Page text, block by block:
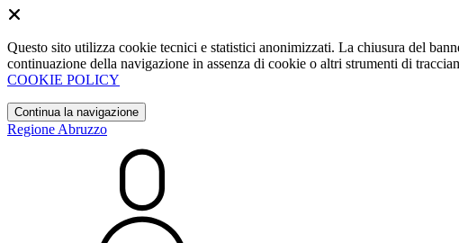
Questo sito utilizza cookie tecnici e statistici anonimizzati. La chiusura del
continuazione della navigazione in assenza di cookie o altri strumenti di
COOKIE POLICY
Continua la navigazione
Regione Abruzzo